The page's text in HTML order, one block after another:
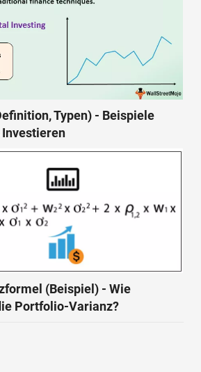
Typen) - Beispiele
(Beispiel) - Wie
Portfolio-Varianz?